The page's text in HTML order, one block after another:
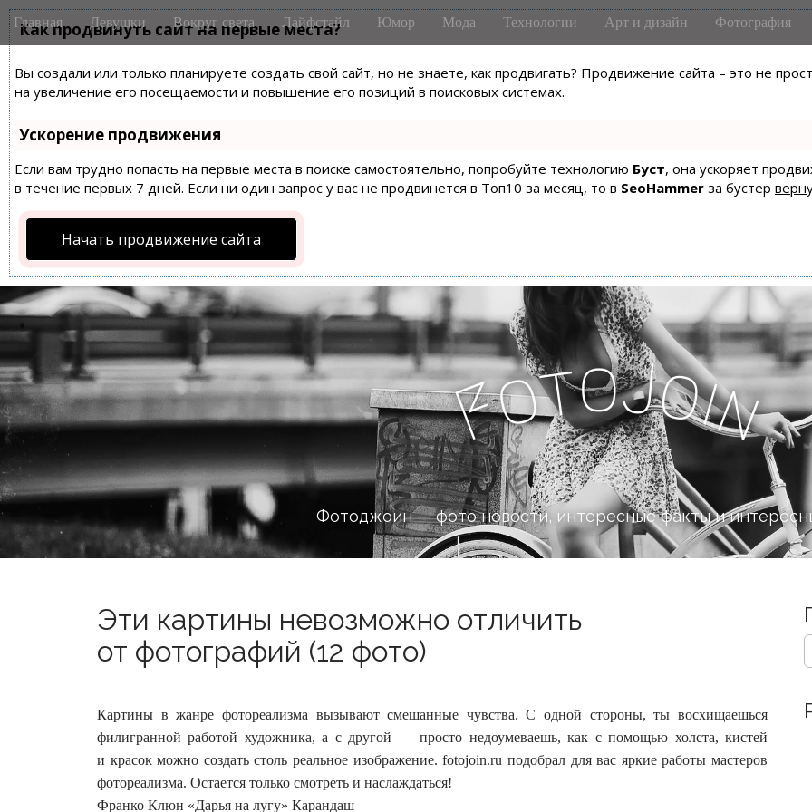
Как продвинуть сайт на первые места?
Вы создали или только планируете создать свой сайт, но не знаете, как продвигать? Продвижение сайта – это не
на увеличение его посещаемости и повышение его позиций в поисковых системах.
Ускорение продвижения
Если вам трудно попасть на первые места в поиске самостоятельно, попробуйте технологию Буст, она ускоряет
в течение первых 7 дней. Если ни один запрос у вас не продвинется в Топ10 за месяц, то в SeoHammer за бустер
Начать продвижение сайта
M
a
n
m
e
n
u
i
Главная Девушки Вокруг света Лайфстайл Юмор Мода Технологии Арт и дизайн Фотография
FotoJoi
n
Фотоджоин — фото новости, интересные факты и
Эти картины невозможно отличить
от фотографий (12 фото)
Картины в жанре фотореализма вызывают смешанные чувства. С одной стороны, ты восхищаешься
филигранной работой художника, а с другой — просто недоумеваешь, как с помощью холста, кистей
и красок можно создать столь реальное изображение. fotojoin.ru подобрал для вас яркие работы мастеров
фотореализма. Остается только смотреть и наслаждаться!
Франко Клюн «Дарья на лугу» Карандаш
S
e
c